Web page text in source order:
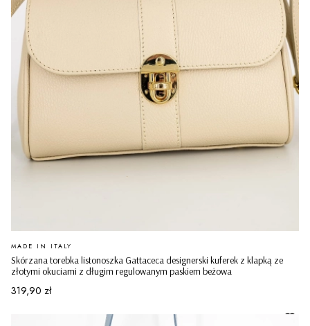
Skórzana torebka listonoszka Gattaceca designerski kuferek z klapką ze
złotymi okuciami z długim regulowanym paskiem beżowa
PRODUCENT
MADE IN ITALY
Cena
319,90 zł